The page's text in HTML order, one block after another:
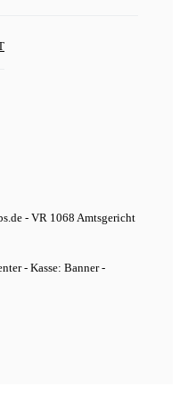
- VR 1068 Amtsgericht
- Kasse: Banner -